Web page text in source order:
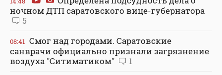
ночном ДТП саратовского вице-губернатора
5
08:41 Смог над городами. Саратовские
санврачи официально признали загрязнение
воздуха "Ситиматиком"
1